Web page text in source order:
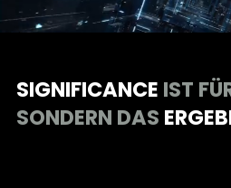
SIGNIFICANCE IST
SONDERN DAS